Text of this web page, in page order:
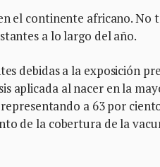
el continente africano. No
a lo largo del año.
debidas a la exposición
aplicada al nacer en la
a 63 por
de la cobertura de la